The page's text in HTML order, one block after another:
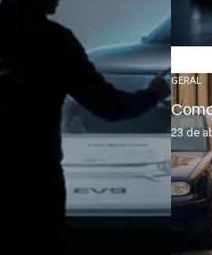
GERAL
23 de